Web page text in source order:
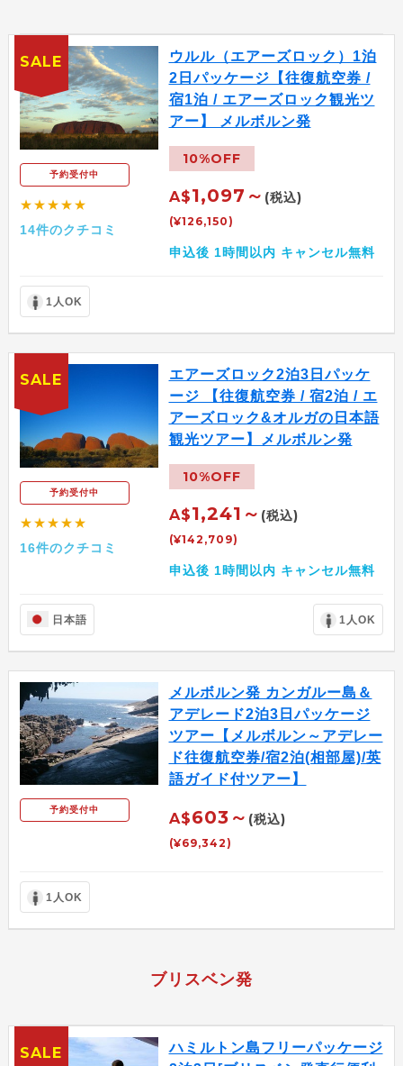
予約受付中
★★★★★
14件のクチコミ
ウルル（エアーズロック）1泊
2日パッケージ【往復航空券 /
宿1泊 / エアーズロック観光ツ
アー】 メルボルン発
10%OFF
A$1,097～ (税込)
(¥126,150)
申込後 1時間以内 キャンセル無料
1人OK
SALE
予約受付中
★★★★★
16件のクチコミ
エアーズロック2泊3日パッケ
ージ 【往復航空券 / 宿2泊 / エ
アーズロック&オルガの日本語
観光ツアー】メルボルン発
10%OFF
A$1,241～ (税込)
(¥142,709)
申込後 1時間以内 キャンセル無料
日本語 1人OK
SALE
予約受付中
メルボルン発 カンガルー島＆
アデレード2泊3日パッケージ
ツアー【メルボルン～アデレー
ド往復航空券/宿2泊(相部屋)/英
語ガイド付ツアー】
A$603～ (税込)
(¥69,342)
1人OK
ブリスベン発
ハミルトン島フリーパッケージ
SALE